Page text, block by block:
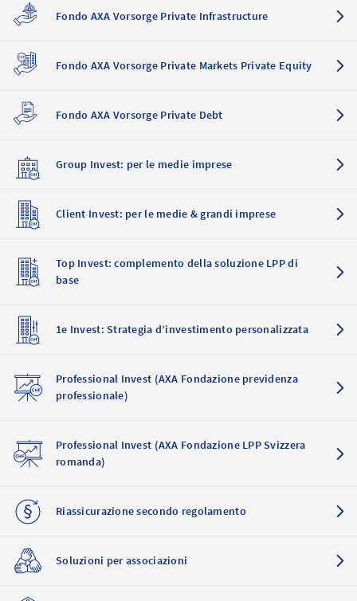
Fondo AXA Vorsorge Private Infrastructure
Fondo AXA Vorsorge Private Markets Private Equity
Fondo AXA Vorsorge Private Debt
Group Invest: per le medie imprese
Client Invest: per le medie & grandi imprese
Top Invest: complemento della soluzione LPP di
base
1e Invest: Strategia d’investimento personalizzata
Professional Invest (AXA Fondazione previdenza
professionale)
Professional Invest (AXA Fondazione LPP Svizzera
romanda)
Riassicurazione secondo regolamento
Soluzioni per associazioni